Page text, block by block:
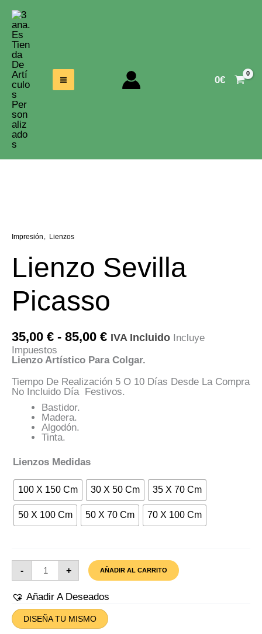
Contenido
0€
Impresión, Lienzos
Lienzo Sevilla
Picasso
35,00 € - 85,00 €Rango
De
Precios:
Desde
35,00 €
Hasta
85,00 €
IVA Incluido Incluye
Impuestos
Lienzo Artístico Para Colgar.
Tiempo De Realización 5 O 10 Días Desde La Compra
No Incluido Día Festivos.
Bastidor.
Madera.
Algodón.
Tinta.
Lienzos Medidas
100 X 150 Cm 30 X 50 Cm 35 X 70 Cm
50 X 100 Cm 50 X 70 Cm 70 X 100 Cm
-
Lienzo
Sevilla
Cantidad
+ AÑADIR AL CARRITO
Añadir A Deseados
DISEÑA TU MISMO